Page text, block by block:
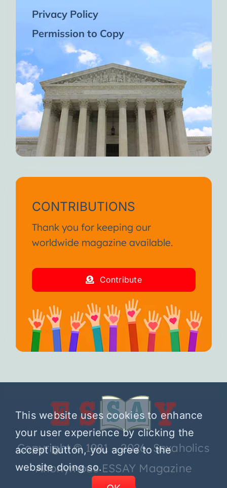
Privacy Policy
Permission to Copy
CONTRIBUTIONS
Thank you for keeping our
worldwide magazine available.
Contribute
Copyright © 1981 – 2026 Sexaholics
Anonymous ESSAY Magazine
This website uses cookies to enhance
your user experience by clicking the
accept button, you agree to the
website doing so.